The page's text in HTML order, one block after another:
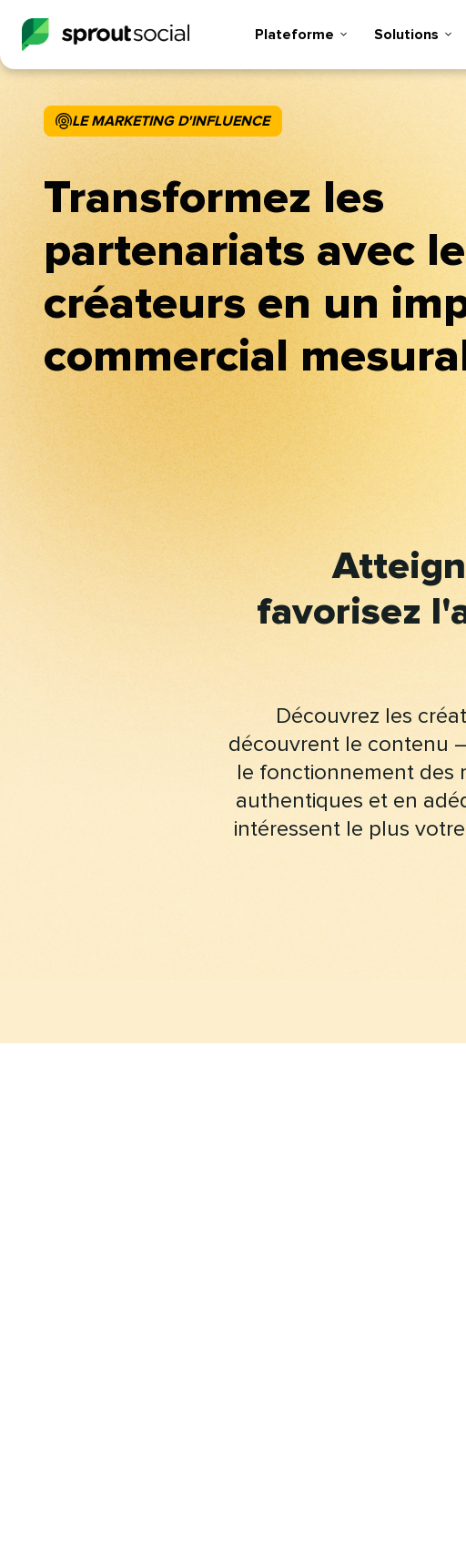
Plateforme​​ Solutions​​
LE MARKETING D'INFLUENCE​​
Transformez les
partenariats avec
créateurs en un
commercial
favorisez
Découvrez les
découvrent le contenu
le fonctionnement des
authentiques et en
intéressent le plus